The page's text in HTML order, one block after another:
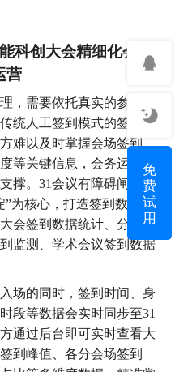
科创大会精细化会务
营
，需要依托真实的参会数
统人工签到模式的签到数
难以及时掌握会场签到
等关键信息，会务运营多
撑。31会议有障碍闸机签
”为核心，打造签到数据实
会签到数据统计、分会场
监测、学术会议签到数据
场的同时，签到时间、身
段等数据会实时同步至31
通过后台即可实时查看大
到峰值、各分会场签到
免
费
试
用